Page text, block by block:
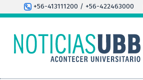
+56-413111200 / +56-422463000